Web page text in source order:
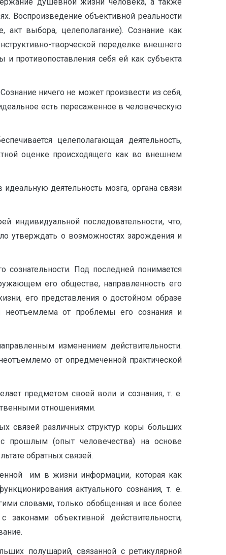
Воспроизведение объективной реальности
акт выбора, целеполагание). Сознание как
творческой переделке внешнего
противопоставления себя ей как субъекта
ничего не может произ­вести из себя,
есть пересаженное в человеческую
целеполагающая деятельность,
оценке происходящего как во внешнем
деятельность мозга, органа свя­зи
индивидуальной последовательности, что,
утверждать о возможностях зарождения и
Под последней понимается
его общест­ве, направленность его
его представления о достойном образе
от проблемы его сознания и
изменением действительности.
от опредмеченной практической
предметом своей воли и сознания, т. е.
отношениями.
свя­зей различных структур коры больших
прошлым (опыт человечест­ва) на основе
обратных связей.
им в жизни информации, которая как
актуального сознания, т. е.
сло­вами, только обобщенная и все более
объективной дейст­вительности,
полу­шарий, связанной с ретикулярной